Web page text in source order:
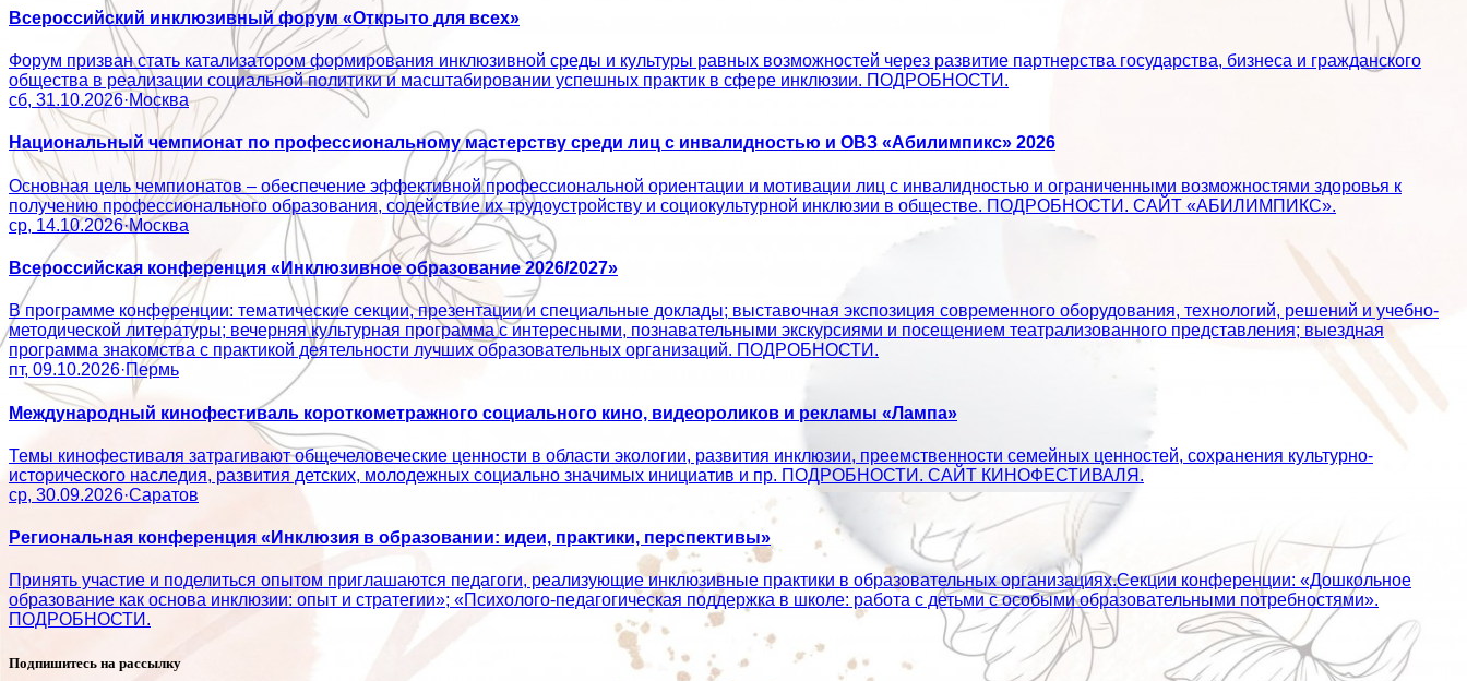
Всероссийский инклюзивный форум «Открыто для всех»
Форум призван стать катализатором формирования инклюзивной среды и культуры равных возможностей через развитие партнерства государства, бизнеса и гражданского
общества в реализации социальной политики и масштабировании успешных практик в сфере инклюзии. ПОДРОБНОСТИ.
сб, 31.10.2026·Москва
Национальный чемпионат по профессиональному мастерству среди лиц с инвалидностью и ОВЗ «Абилимпикс» 2026
Основная цель чемпионатов – обеспечение эффективной профессиональной ориентации и мотивации лиц с инвалидностью и ограниченными возможностями здоровья к
получению профессионального образования, содействие их трудоустройству и социокультурной инклюзии в обществе. ПОДРОБНОСТИ. САЙТ «АБИЛИМПИКС».
ср, 14.10.2026·Москва
Всероссийская конференция «Инклюзивное образование 2026/2027»
В программе конференции: тематические секции, презентации и специальные доклады; выставочная экспозиция современного оборудования, технологий, решений и учебно-
методической литературы; вечерняя культурная программа с интересными, познавательными экскурсиями и посещением театрализованного представления; выездная
программа знакомства с практикой деятельности лучших образовательных организаций. ПОДРОБНОСТИ.
пт, 09.10.2026·Пермь
Международный кинофестиваль короткометражного социального кино, видеороликов и рекламы «Лампа»
Темы кинофестиваля затрагивают общечеловеческие ценности в области экологии, развития инклюзии, преемственности семейных ценностей, сохранения культурно-
исторического наследия, развития детских, молодежных социально значимых инициатив и пр. ПОДРОБНОСТИ. САЙТ КИНОФЕСТИВАЛЯ.
ср, 30.09.2026·Саратов
Региональная конференция «Инклюзия в образовании: идеи, практики, перспективы»
Принять участие и поделиться опытом приглашаются педагоги, реализующие инклюзивные практики в образовательных организациях.Секции конференции: «Дошкольное
образование как основа инклюзии: опыт и стратегии»; «Психолого‑педагогическая поддержка в школе: работа с детьми с особыми образовательными потребностями».
ПОДРОБНОСТИ.
Подпишитесь на рассылку